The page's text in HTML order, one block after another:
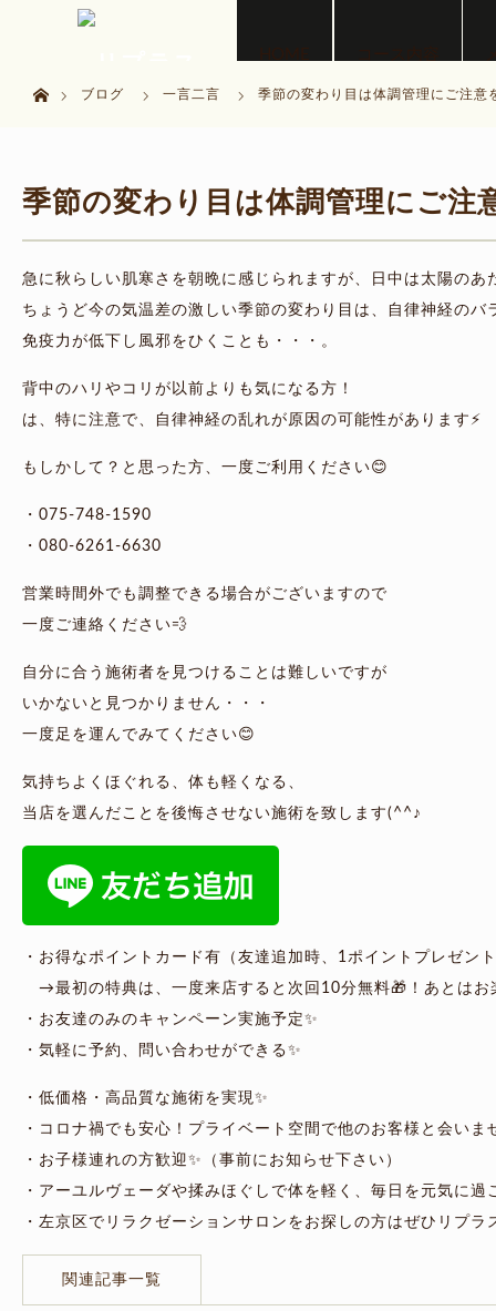
ブログ
一言二言 季節の変わり目は体調管理にご注意
季節の変わり目は体調管理にご注
急に秋らしい肌寒さを朝晩に感じられますが、日中は太陽の
ちょうど今の気温差の激しい季節の変わり目は、自律神経の
免疫力が低下し風邪をひくことも・・・。
背中のハリやコリが以前よりも気になる方！
は、特に注意で、自律神経の乱れが原因の可能性があります⚡
もしかして？と思った方、一度ご利用ください😊
・075-748-1590
・080-6261-6630
営業時間外でも調整できる場合がございますので
一度ご連絡ください💨
自分に合う施術者を見つけることは難しいですが
いかないと見つかりません・・・
一度足を運んでみてください😊
気持ちよくほぐれる、体も軽くなる、
当店を選んだことを後悔させない施術を致します(^^♪
・お得なポイントカード有（友達追加時、1ポイントプレゼン
→最初の特典は、一度来店すると次回10分無料🎁！あとは
・お友達のみのキャンペーン実施予定✨
・気軽に予約、問い合わせができる✨
・低価格・高品質な施術を実現✨
・コロナ禍でも安心！プライベート空間で他のお客様と会い
・お子様連れの方歓迎✨（事前にお知らせ下さい）
・アーユルヴェーダや揉みほぐしで体を軽く、毎日を元気に過
・左京区でリラクゼーションサロンをお探しの方はぜひリプラ
関連記事一覧